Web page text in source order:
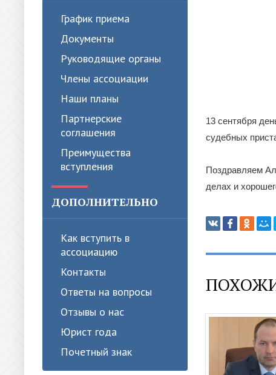
График приема
Документы
Руководящие органы
Члены ассоциации
Наши планы
Партнерские
соглашения
Преимущества
вступления
ДОПОЛНИТЕЛЬНО
Как вступить в
ассоциацию
Контакты
Ответы на вопросы
Отзывы о нас
Юрист года
Почетный знак
13 сентября
судебных
Поздравляем
делах и